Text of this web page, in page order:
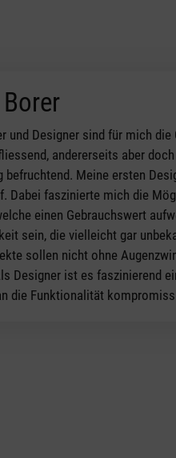
Borer
und Designer sind für mich
andererseits aber
befruchtend. Meine ersten
Dabei faszinierte mich die
einen Gebrauchswert
sein, die vielleicht gar
sollen nicht ohne
Designer ist es faszinierend
die Funktionalität